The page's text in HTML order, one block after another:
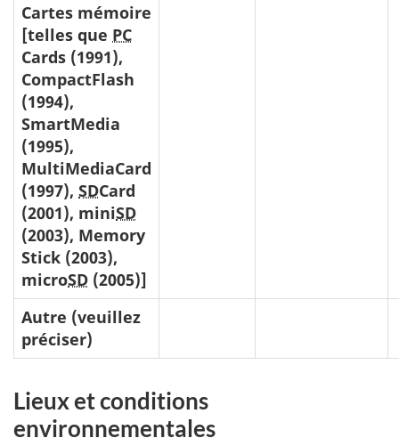
Cartes mémoire
[telles que PC
Cards (1991),
CompactFlash
(1994),
SmartMedia
(1995),
MultiMediaCard
(1997), SDCard
(2001), miniSD
(2003), Memory
Stick (2003),
microSD (2005)]
Autre (veuillez
préciser)
Lieux et conditions
environnementales